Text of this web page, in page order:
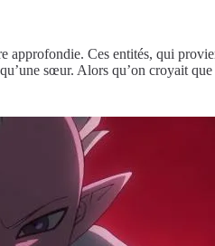
approfondie. Ces entités, qui
sœur. Alors qu’on croyait